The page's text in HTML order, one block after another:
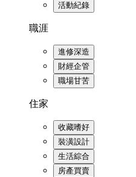
活動紀錄
職涯
進修深造
財經企管
職場甘苦
住家
收藏嗜好
裝潢設計
生活綜合
房產買賣